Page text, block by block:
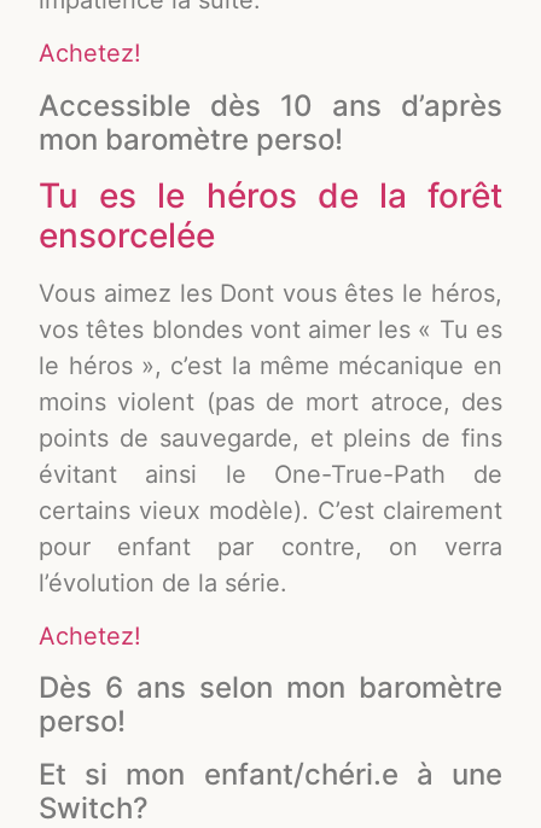
Achetez!
Accessible dès 10 ans d’après
mon baromètre perso!
Tu es le héros de la forêt
ensorcelée
Vous aimez les Dont vous êtes le héros,
vos têtes blondes vont aimer les « Tu es
le héros », c’est la même mécanique en
moins violent (pas de mort atroce, des
points de sauvegarde, et pleins de fins
évitant ainsi le One-True-Path de
certains vieux modèle). C’est clairement
pour enfant par contre, on verra
l’évolution de la série.
Achetez!
Dès 6 ans selon mon baromètre
perso!
Et si mon enfant/chéri.e à une
Switch?